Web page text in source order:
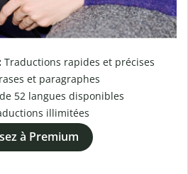
Traductions rapides et précises
et paragraphes
52 langues disponibles
illimitées
à Premium